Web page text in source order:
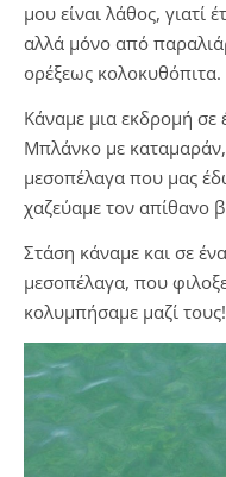
μου είναι λάθος, γιατί
αλλά μόνο από
ορέξεως κολοκυθόπιτα.
Κάναμε μια εκδρομή σε
Μπλάνκο με
μεσοπέλαγα που μας
χαζεύαμε τον απίθανο
Στάση κάναμε και σε
μεσοπέλαγα, που
κολυμπήσαμε μαζί τους!